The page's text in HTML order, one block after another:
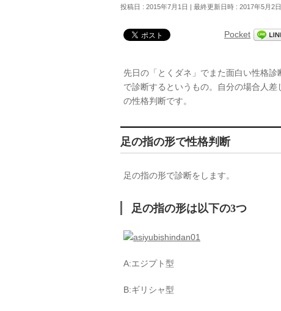
投稿日 : 2015年7月1日 最終更新日時 : 2017年5月2日
Pocket
先日の「とくダネ」でまた面白い性格
で診断するというもの。自分の場合人
の性格判断です。
足の指の形で性格判断
足の指の形で診断をします。
足の指の形は以下の3つ
A:エジプト型
B:ギリシャ型